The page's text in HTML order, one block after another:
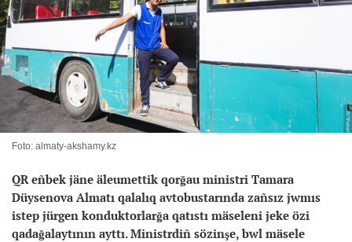
Foto: almaty-akshamy.kz
QR eñbek jäne äleumettik qorğau ministri Tamara
Düysenova Almatı qalalıq avtobustarında zañsız jwmıs
istep jürgen konduktorlarğa qatıstı mäseleni jeke özi
qadağalaytının ayttı. Ministrdiñ sözinşe, bwl mäsele